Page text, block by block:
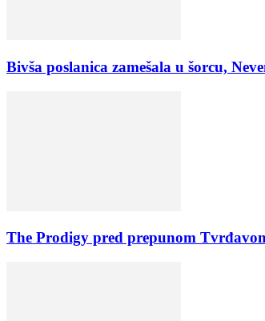
Bivša poslanica zamešala u šorcu,
The Prodigy pred prepunom